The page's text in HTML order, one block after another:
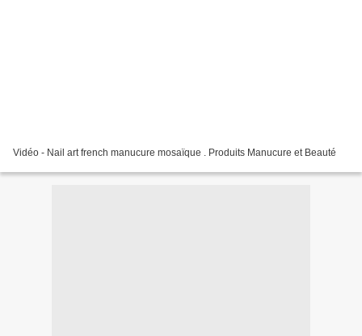
Vidéo - Nail art french manucure mosaïque . Produits Manucure et Beauté